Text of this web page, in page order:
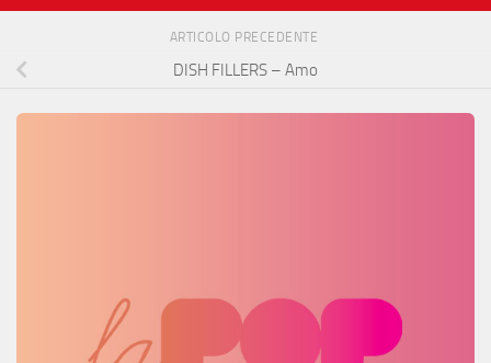
ARTICOLO PRECEDENTE
DISH FILLERS – Amo